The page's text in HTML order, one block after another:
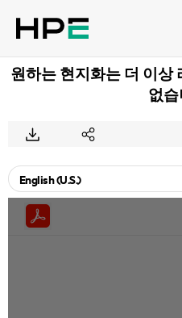
원하는 현지화는 더 이상
없